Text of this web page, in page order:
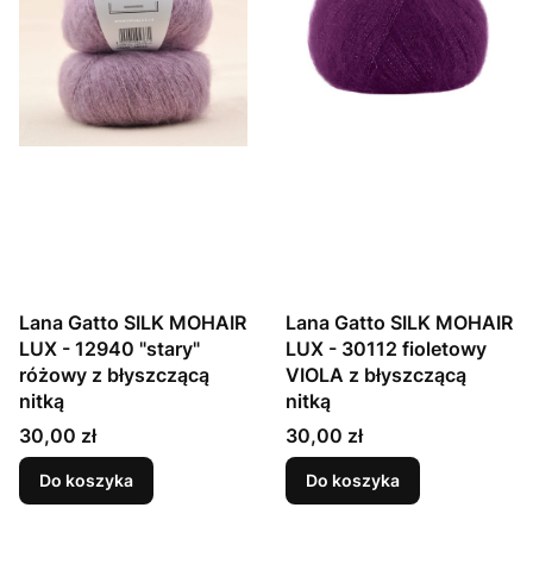
Lana Gatto SILK MOHAIR
LUX - 12940 "stary"
różowy z błyszczącą
nitką
Cena
30,00 zł
Do koszyka
Lana Gatto SILK MOHAIR
LUX - 30112 fioletowy
VIOLA z błyszczącą
nitką
Cena
30,00 zł
Do koszyka